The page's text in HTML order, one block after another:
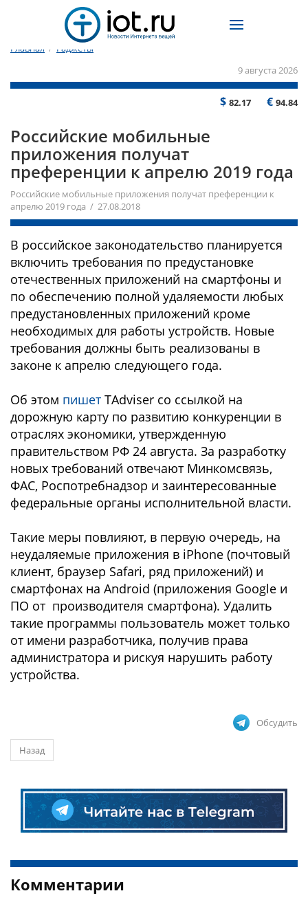
Главная / Гаджеты
9 августа 2026
$ 82.17 € 94.84
Российские мобильные
приложения получат
преференции к апрелю 2019 года
Российские мобильные приложения получат преференции к
апрелю 2019 года / 27.08.2018
В российское законодательство планируется
включить требования по предустановке
отечественных приложений на смартфоны и
по обеспечению полной удаляемости любых
предустановленных приложений кроме
необходимых для работы устройств. Новые
требования должны быть реализованы в
законе к апрелю следующего года.
Об этом пишет TAdviser со ссылкой на
дорожную карту по развитию конкуренции в
отраслях экономики, утвержденную
правительством РФ 24 августа. За разработку
новых требований отвечают Минкомсвязь,
ФАС, Роспотребнадзор и заинтересованные
федеральные органы исполнительной власти.
Такие меры повлияют, в первую очередь, на
неудаляемые приложения в iPhone (почтовый
клиент, браузер Safari, ряд приложений) и
смартфонах на Android (приложения Google и
ПО от производителя смартфона). Удалить
такие программы пользователь может только
от имени разработчика, получив права
администратора и рискуя нарушить работу
устройства.
Обсудить
Назад
Комментарии